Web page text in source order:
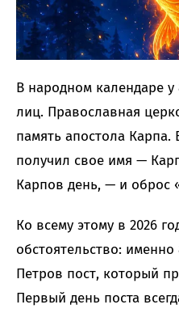
В народном календаре
лиц. Православная
память апостола
получил свое имя —
Карпов день, — и
Ко всему этому в 2026
обстоятельство:
Петров пост, который
Первый день поста